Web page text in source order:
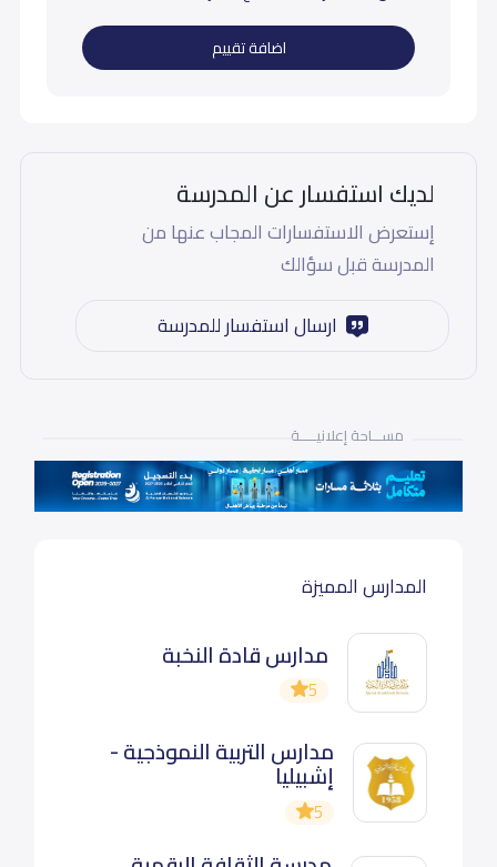
اضافة تقييم
لديك استفسار عن المدرسة
إستعرض الاستفسارات المجاب عنها من
المدرسة قبل سؤالك
ارسال استفسار للمدرسة
مســـاحة إعلانيـــــة
المدارس المميزة
مدارس قادة النخبة
5
مدارس التربية النموذجية -
إشبيليا
5